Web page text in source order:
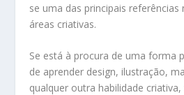
se uma das principais referências
áreas criativas.
Se está à procura de uma forma
de aprender design, ilustração,
qualquer outra habilidade